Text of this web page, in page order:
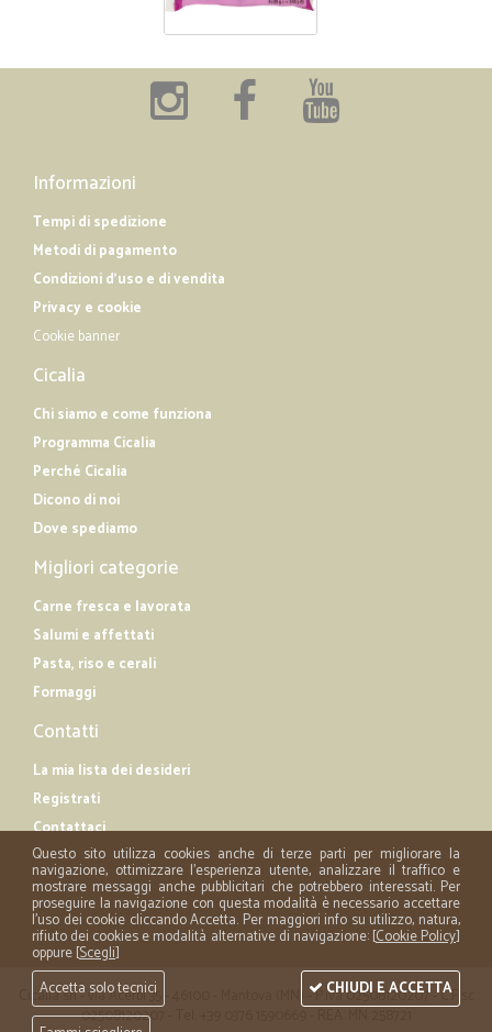
Informazioni
Tempi di spedizione
Metodi di pagamento
Condizioni d'uso e di vendita
Privacy e cookie
Cookie banner
Cicalia
Chi siamo e come funziona
Programma Cicalia
Perché Cicalia
Dicono di noi
Dove spediamo
Migliori categorie
Carne fresca e lavorata
Salumi e affettati
Pasta, riso e cerali
Formaggi
Contatti
La mia lista dei desideri
Registrati
Contattaci
Cicalia srl - via Acerbi 35 - 46100 - Mantova (MN) - P.iva 02508120207 - C.Fisc
02508120207 - Tel. +39 0376 1590669 - REA: MN 258721
Questo sito utilizza cookies anche di terze parti per migliorare la
navigazione, ottimizzare l'esperienza utente, analizzare il traffico e
mostrare messaggi anche pubblicitari che potrebbero interessati. Per
proseguire la navigazione con questa modalità è necessario accettare
l'uso dei cookie cliccando Accetta. Per maggiori info su utilizzo, natura,
rifiuto dei cookies e modalità alternative di navigazione: [Cookie Policy]
oppure [Scegli]
Accetta solo tecnici
CHIUDI E ACCETTA